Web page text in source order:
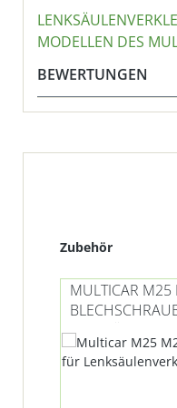
MODELLEN DES
BEWERTUNGEN
Produktgalerie
Zubehör
MULTICAR